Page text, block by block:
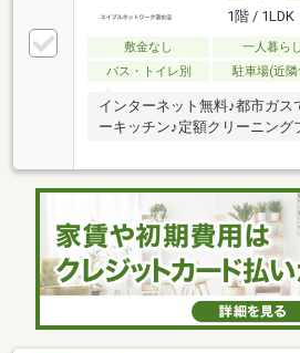
1階 / 1LDK
敷金なし 一人暮らし
バス・トイレ別
駐車場(近隣
インターネット無料♪都市ガス
ーキッチン♪定額クリーニング